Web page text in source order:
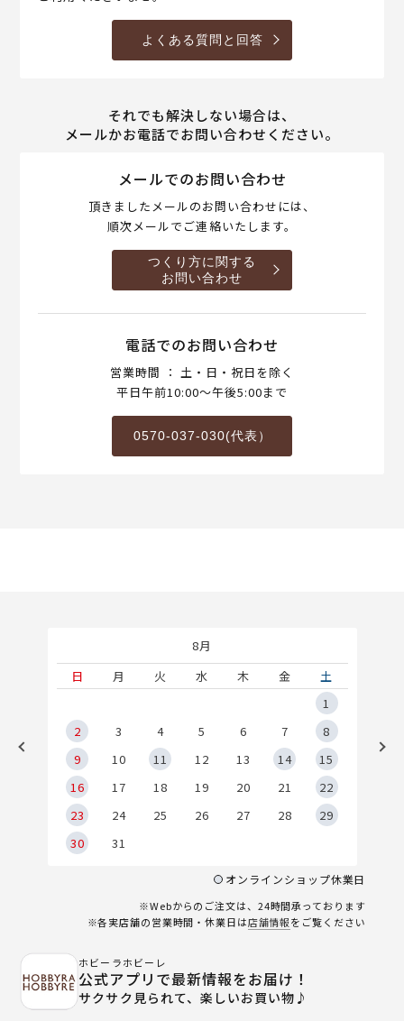
よくある質問と回答
それでも解決しない場合は、
メールかお電話でお問い合わせください。
メールでのお問い合わせ
頂きましたメールのお問い合わせには、
順次メールでご連絡いたします。
つくり方に関する
お問い合わせ
電話でのお問い合わせ
営業時間 ： 土・日・祝日を除く
平日午前10:00～午後5:00まで
0570-037-030(代表）
8月
日
月 火 水 木 金
土
1
2
3 4 5 6 7
8
9
10 11 12 13 14
15
16
17 18 19 20 21
22
23
24 25 26 27 28
29
30
31
オンラインショップ休業日
※Webからのご注文は、24時間承っております
※各実店舗の営業時間・休業日は店舗情報をご覧ください
ホビーラホビーレ
公式アプリで最新情報をお届け！
サクサク見られて、楽しいお買い物♪